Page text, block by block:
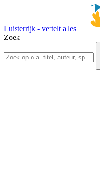
Luisterrijk - vertelt alles
Zoek